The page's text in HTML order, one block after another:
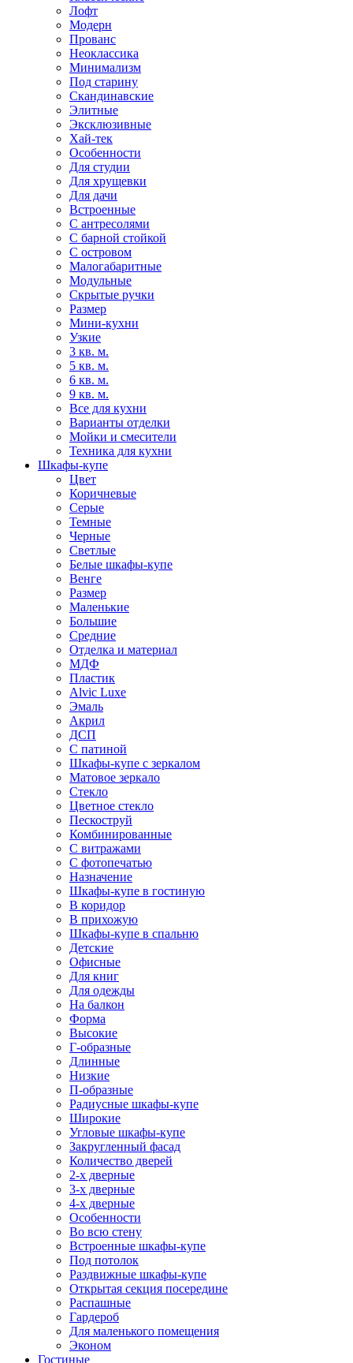
Лофт
Модерн
Прованс
Неоклассика
Минимализм
Под старину
Скандинавские
Элитные
Эксклюзивные
Хай-тек
Особенности
Для студии
Для хрущевки
Для дачи
Встроенные
С антресолями
С барной стойкой
С островом
Малогабаритные
Модульные
Скрытые ручки
Размер
Мини-кухни
Узкие
3 кв. м.
5 кв. м.
6 кв. м.
9 кв. м.
Все для кухни
Варианты отделки
Мойки и смесители
Техника для кухни
Шкафы-купе
Цвет
Коричневые
Серые
Темные
Черные
Светлые
Белые шкафы-купе
Венге
Размер
Маленькие
Большие
Средние
Отделка и материал
МДФ
Пластик
Alvic Luxe
Эмаль
Акрил
ДСП
С патиной
Шкафы-купе с зеркалом
Матовое зеркало
Стекло
Цветное стекло
Пескоструй
Комбинированные
С витражами
С фотопечатью
Назначение
Шкафы-купе в гостиную
В коридор
В прихожую
Шкафы-купе в спальню
Детские
Офисные
Для книг
Для одежды
На балкон
Форма
Высокие
Г-образные
Длинные
Низкие
П-образные
Радиусные шкафы-купе
Широкие
Угловые шкафы-купе
Закругленный фасад
Количество дверей
2-х дверные
3-х дверные
4-х дверные
Особенности
Во всю стену
Встроенные шкафы-купе
Под потолок
Раздвижные шкафы-купе
Открытая секция посередине
Распашные
Гардероб
Для маленького помещения
Эконом
Гостиные